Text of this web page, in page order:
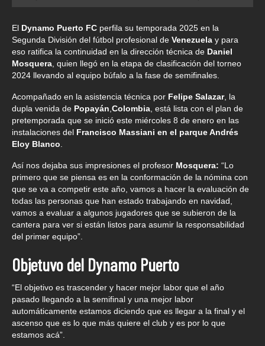
El Dynamo Puerto FC perfila su temporada 2025 en la
Segunda División del fútbol profesional de Venezuela y para
eso ratifica la continuidad en la dirección técnica de Daniel
Mosquera , quien llegó en la etapa de clasificación del torneo
2024 llevando al equipo búfalo a la fase de semifinales.
Acompañado en la asistencia técnica por Felipe Salazar, la
dupla venida de Popayán Colombia , está lista con el plan de
pretemporada que se inició este miércoles 8 de enero en las
instalaciones del Francisco Massiani en el parque Andrés
Eloy Blanco
Así nos dejaba sus impresiones el profesor Mosquera: “Lo
primero que se piensa es en la conformación de la nómina con
que se va a competir este año, vamos a hacer la evaluación de
todas las personas que han estado trabajando en navidad,
vamos a evaluar a algunos jugadores que se subieron de la
cantera para ver si están listos para asumir la responsabilidad
del primer equipo”.
Objetuvo del Dynamo Puerto
“El objetivo es trascender y hacer mejor labor que el año
pasado llegando a la semifinal y una mejor labor
automáticamente estamos diciendo que es llegar a la final y el
ascenso que es lo que más quiere el club y es por lo que
estamos acá”.